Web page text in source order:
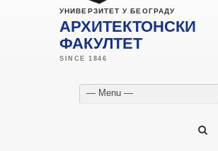
УНИВЕРЗИТЕТ У БЕОГРАДУ
АРХИТЕКТОНСКИ
ФАКУЛТЕТ
— Menu —